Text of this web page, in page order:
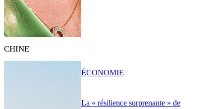
CHINE
La « résilience surprenante » de
ÉCONOMIE